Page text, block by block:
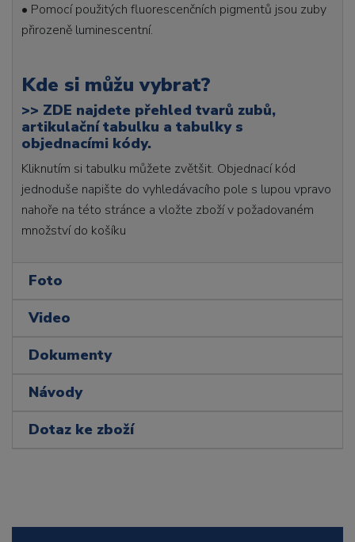
• Pomocí použitých fluorescenčních pigmentů jsou zuby
přirozeně luminescentní.
Kde si můžu vybrat?
>> ZDE najdete přehled tvarů zubů,
artikulační tabulku a tabulky s
objednacími kódy.
Kliknutím si tabulku můžete zvětšit. Objednací kód
jednoduše napište do vyhledávacího pole s lupou vpravo
nahoře na této stránce a vložte zboží v požadovaném
množství do košíku
Foto
Video
Dokumenty
Návody
Dotaz ke zboží